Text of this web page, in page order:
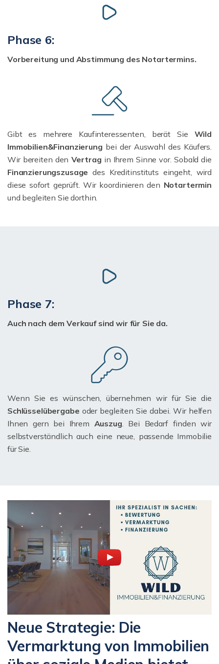
Phase 6:
Vorbereitung und Abstimmung des Notartermins.
Gibt es mehrere Kaufinteressenten, berät Sie Wild
Immobilien&Finanzierung bei der Auswahl des Käufers.
Wir bereiten den Vertrag in Ihrem Sinne vor. Sobald die
Finanzierungszusagedes Kreditinstituts eingeht, wird
diese sofort geprüft. Wir koordinieren den Notartermin
und begleiten Sie dorthin.
Phase 7:
Auch nach dem Verkauf sind wir für Sie da.
Wenn Sie es wünschen, übernehmen wir für Sie die
Schlüsselübergabe oder begleiten Sie dabei. Wir helfen
Ihnen gern bei Ihrem Auszug. Bei Bedarf finden wir
selbstverständlich auch eine neue, passende Immobilie
für Sie.
Neue Strategie: Die
Vermarktung von Immobilien